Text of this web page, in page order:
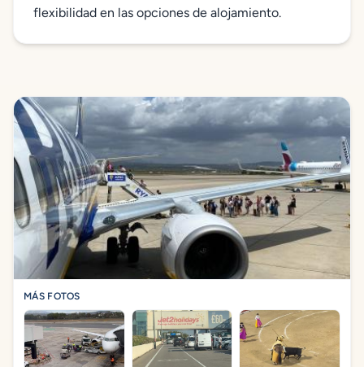
flexibilidad en las opciones de alojamiento.
MÁS FOTOS